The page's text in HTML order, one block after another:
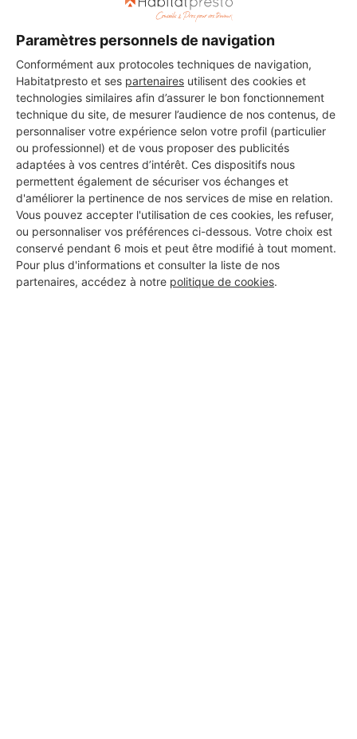
Paramètres personnels de navigation
Conformément aux protocoles techniques de navigation,
Habitatpresto et ses partenaires utilisent des cookies et
technologies similaires afin d’assurer le bon fonctionnement
technique du site, de mesurer l’audience de nos contenus, de
personnaliser votre expérience selon votre profil (particulier
ou professionnel) et de vous proposer des publicités
adaptées à vos centres d’intérêt. Ces dispositifs nous
permettent également de sécuriser vos échanges et
d'améliorer la pertinence de nos services de mise en relation.
Vous pouvez accepter l'utilisation de ces cookies, les refuser,
ou personnaliser vos préférences ci-dessous. Votre choix est
conservé pendant 6 mois et peut être modifié à tout moment.
Pour plus d'informations et consulter la liste de nos
partenaires, accédez à notre politique de cookies.
Les 1 autres Carreleurs pour
vos travaux à Les Martys
sarl.meziani-barbera
Les Martys
Voir sa fiche